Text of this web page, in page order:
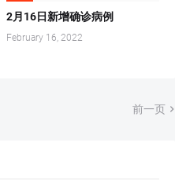
2月16日新增确诊病例
February 16, 2022
前一页